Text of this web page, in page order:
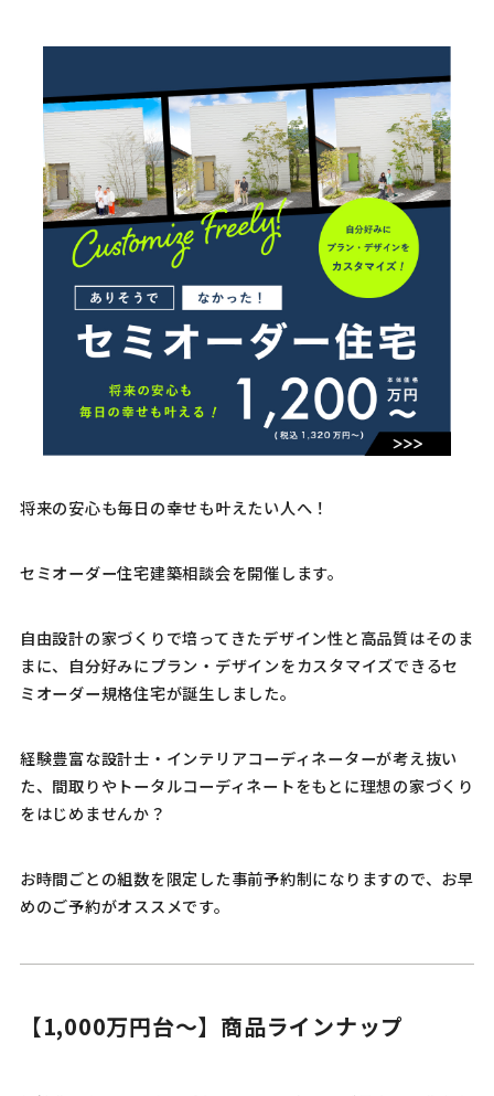
将来の安心も毎日の幸せも叶えたい人へ！
セミオーダー住宅建築相談会を開催します。
自由設計の家づくりで培ってきたデザイン性と高品質はそのま
まに、自分好みにプラン・デザインをカスタマイズできるセ
ミオーダー規格住宅が誕生しました。
経験豊富な設計士・インテリアコーディネーターが考え抜い
た、間取りやトータルコーディネートをもとに理想の家づくり
をはじめませんか？
お時間ごとの組数を限定した事前予約制になりますので、お早
めのご予約がオススメです。
【1,000万円台〜】商品ラインナップ